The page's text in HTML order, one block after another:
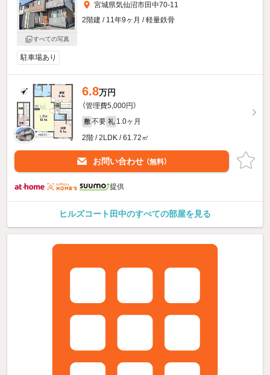
すべての写真
宮城県気仙沼市田中70-11
2階建 / 11年9ヶ月 / 軽量鉄骨
駐車場あり
6.8万円
（管理費5,000円）
敷 不要 礼 1.0ヶ月
2階 / 2LDK / 61.72㎡
お問い合わせ （無料）
提供
ヒルズコート田中のすべての部屋を見る